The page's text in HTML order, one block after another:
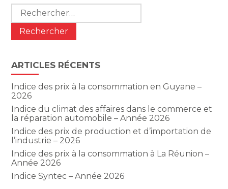
Rechercher :
ARTICLES RÉCENTS
Indice des prix à la consommation en Guyane –
2026
Indice du climat des affaires dans le commerce et
la réparation automobile – Année 2026
Indice des prix de production et d’importation de
l’industrie – 2026
Indice des prix à la consommation à La Réunion –
Année 2026
Indice Syntec – Année 2026